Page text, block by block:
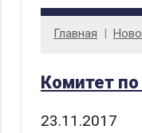
Главная
Комитет
23.11.2017